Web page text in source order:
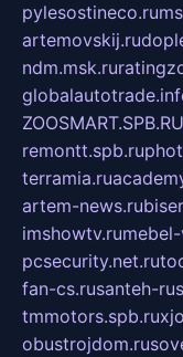
pylesostineco.ru
artemovskij.ru
ndm.msk.ru
ZOOSMART.SPB.RU
remontt.spb.ru
terramia.ru
artem-news.ru
imshowtv.ru
pcsecurity.net.ru
fan-cs.rusanteh-
tmmotors.spb.ru
obustrojdom.ru